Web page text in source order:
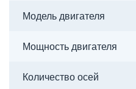
Модель двигателя
Мощность двигателя
Количество осей